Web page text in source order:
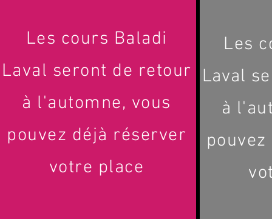
Les cours Baladi
Laval seront de retour
à l'automne, vous
pouvez déjà réserver
votre place
Les
Laval
à